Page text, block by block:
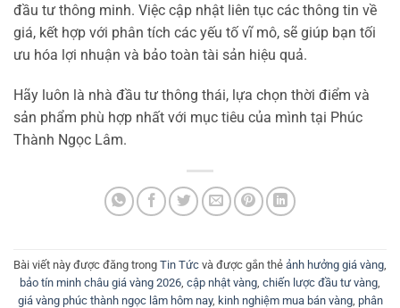
đầu tư thông minh. Việc cập nhật liên tục các thông tin về
giá, kết hợp với phân tích các yếu tố vĩ mô, sẽ giúp bạn tối
ưu hóa lợi nhuận và bảo toàn tài sản hiệu quả.
Hãy luôn là nhà đầu tư thông thái, lựa chọn thời điểm và
sản phẩm phù hợp nhất với mục tiêu của mình tại Phúc
Thành Ngọc Lâm.
Bài viết này được đăng trong Tin Tức và được gắn thẻ ảnh hưởng giá vàng
bảo tín minh châu giá vàng 2026 cập nhật vàng chiến lược đầu tư vàng
giá vàng phúc thành ngọc lâm hôm nay, kinh nghiệm mua bán vàng, phân